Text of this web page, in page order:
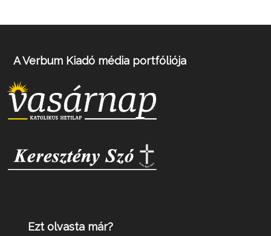
A Verbum Kiadó média portfóliója
Ezt olvasta már?